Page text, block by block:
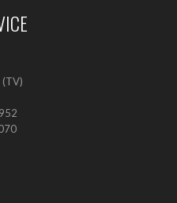
Redeem FC Mobile Untuk
Strategi Game